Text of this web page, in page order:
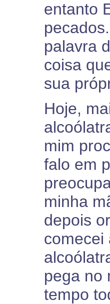
entanto
palavra
coisa
sua
Hoje,
mim
falo em
minha
depois
comecei
pega no
tempo